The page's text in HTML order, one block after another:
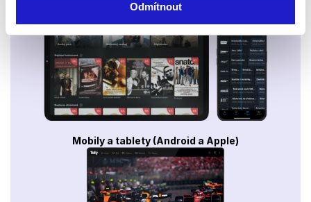
Odmítnout
Mobily a tablety (Android a Apple)